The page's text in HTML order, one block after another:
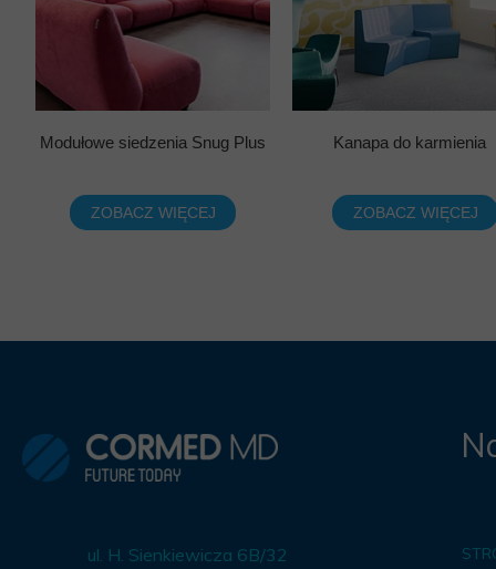
Modułowe siedzenia Snug Plus Kanapa do karmienia
ZOBACZ WIĘCEJ ZOBACZ WIĘCEJ
ul. H. Sienkiewicza 6B/32